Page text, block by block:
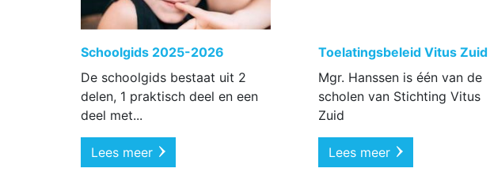
Schoolgids 2025-2026
De schoolgids bestaat uit 2
delen, 1 praktisch deel en een
deel met...
Lees meer
Toelatingsbeleid Vitus Zuid
Mgr. Hanssen is één van de
scholen van Stichting Vitus
Zuid
Lees meer